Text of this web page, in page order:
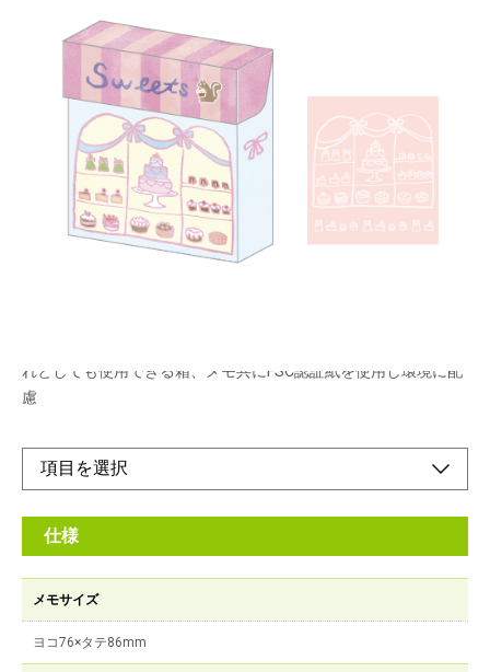
お店デザインの箱入りメモ
メーカー希望小売価格：
¥450+ 税
生産終了品
れとしても使用できる箱、メモ共にFSC認証紙を使用し環境に配
慮
仕様
メモサイズ
ヨコ76×タテ86mm